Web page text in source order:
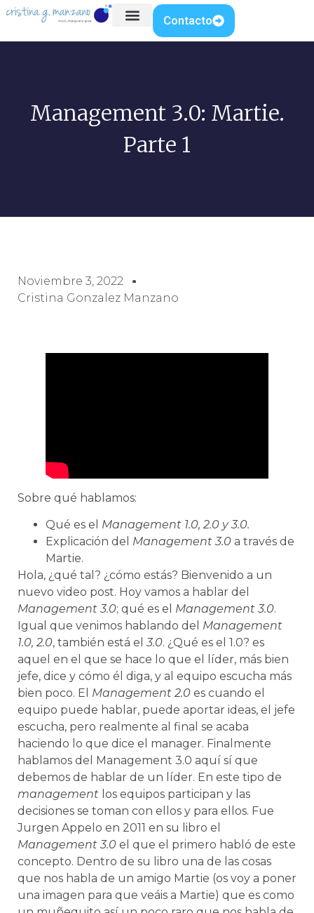
Contacto
Management 3.0: Martie.
Parte 1
Noviembre 3, 2022
Cristina Gonzalez Manzano
Sobre qué hablamos:
Qué es el Management 1.0, 2.0 y 3.0.
Explicación del Management 3.0 a través de
Martie.
Hola, ¿qué tal? ¿cómo estás? Bienvenido a un
nuevo video post. Hoy vamos a hablar del
Management 3.0; qué es el Management 3.0.
Igual que venimos hablando del Management
1.0, 2.0, también está el3.0. ¿Qué es el 1.0? es
aquel en el que se hace lo que el líder, más bien
jefe, dice y cómo él diga, y al equipo escucha más
bien poco. El Management 2.0 es cuando el
equipo puede hablar, puede aportar ideas, el jefe
escucha, pero realmente al final se acaba
haciendo lo que dice el manager. Finalmente
hablamos del Management 3.0 aquí sí que
debemos de hablar de un líder. En este tipo de
management los equipos participan y las
decisiones se toman con ellos y para ellos. Fue
Jurgen Appelo en 2011 en su libro el
Management 3.0 el que el primero habló de este
concepto. Dentro de su libro una de las cosas
que nos habla de un amigo Martie (os voy a poner
una imagen para que veáis a Martie) que es como